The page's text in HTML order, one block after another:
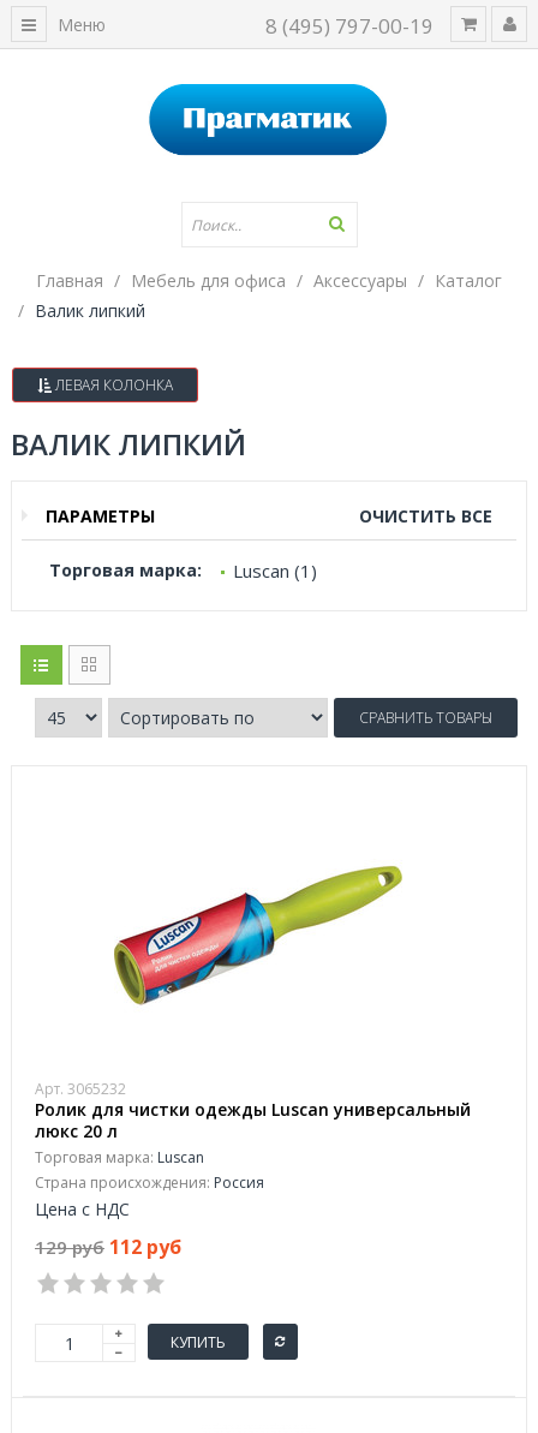
8 (495) 797-00-19
Меню
Главная Мебель для офиса Аксессуары
Каталог
Валик липкий
ЛЕВАЯ КОЛОНКА
ВАЛИК ЛИПКИЙ
ПАРАМЕТРЫ ОЧИСТИТЬ ВСЕ
Торговая марка: Luscan (1)
СРАВНИТЬ ТОВАРЫ
Арт. 3065232
Ролик для чистки одежды Luscan универсальный
люкс 20 л
Торговая марка: Luscan
Страна происхождения: Россия
Цена с НДС
129 руб 112 руб
КУПИТЬ